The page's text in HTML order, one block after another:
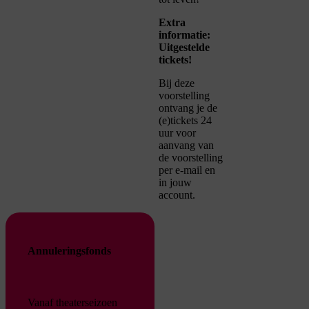
Extra
informatie:
Uitgestelde
tickets!
Bij deze
voorstelling
ontvang je de
(e)tickets 24
uur voor
aanvang van
de voorstelling
per e-mail en
in jouw
account.
Annuleringsfonds
Vanaf theaterseizoen